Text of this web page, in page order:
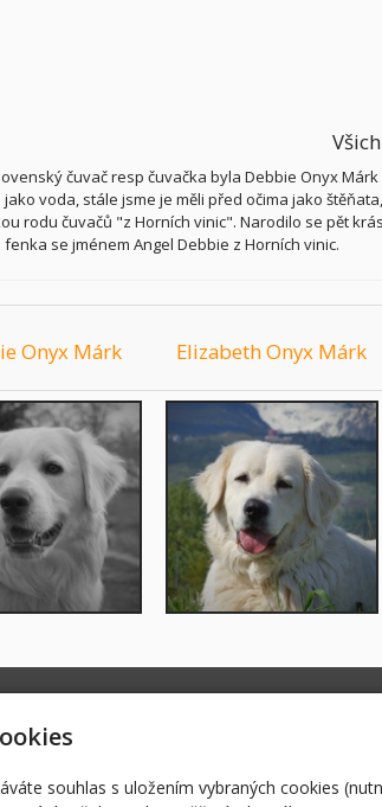
čuvač resp čuvačka byla Debbie Onyx
jako voda, stále jsme je měli před očima jako
rodu čuvačů "z Horních vinic". Narodilo se pět
se jménem Angel Debbie z Horních vinic.
Onyx Márk Elizabeth Onyx Márk
souhlas s uložením vybraných cookies